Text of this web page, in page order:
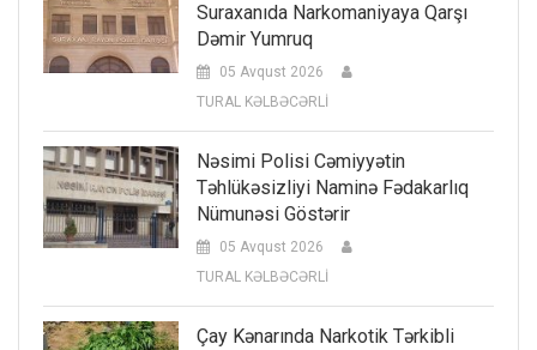
Suraxanıda Narkomaniyaya Qarşı
Dəmir Yumruq
05 Avqust 2026
TURAL KƏLBƏCƏRLİ
Nəsimi Polisi Cəmiyyətin
Təhlükəsizliyi Naminə Fədakarlıq
Nümunəsi Göstərir
05 Avqust 2026
TURAL KƏLBƏCƏRLİ
Çay Kənarında Narkotik Tərkibli